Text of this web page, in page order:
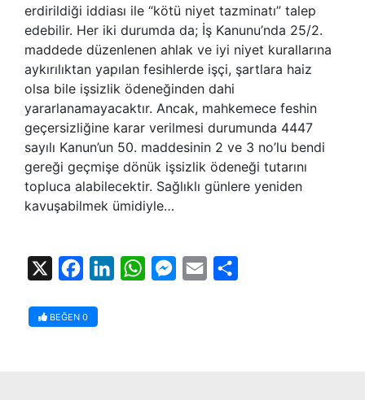
erdirildiği iddiası ile “kötü niyet tazminatı” talep
edebilir. Her iki durumda da; İş Kanunu’nda 25/2.
maddede düzenlenen ahlak ve iyi niyet kurallarına
aykırılıktan yapılan fesihlerde işçi, şartlara haiz
olsa bile işsizlik ödeneğinden dahi
yararlanamayacaktır. Ancak, mahkemece feshin
geçersizliğine karar verilmesi durumunda 4447
sayılı Kanun’un 50. maddesinin 2 ve 3 no’lu bendi
gereği geçmişe dönük işsizlik ödeneği tutarını
topluca alabilecektir. Sağlıklı günlere yeniden
kavuşabilmek ümidiyle…
FacebookLinkedInWhatsAppMessenger
Email
BEĞEN 0